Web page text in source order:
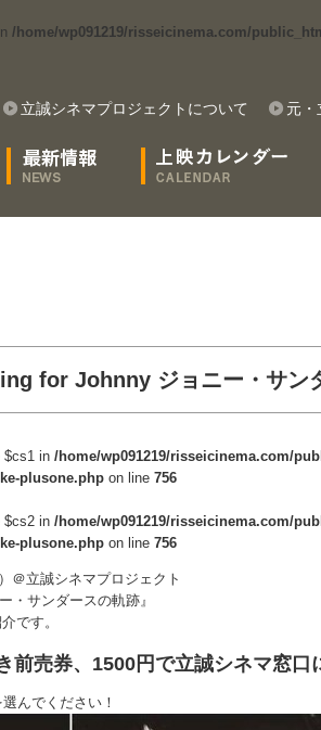
/home/wp091219/risseicinema.com/
立誠シネマプロジェクトについて 元・
for Johnny ジョニー・サン
$cs1 in /home/wp091219/risseicinema.com/
plusone.php on line 756
$cs2 in /home/wp091219/risseicinema.com/
plusone.php on line 756
＠立誠シネマプロジェクト
・サンダースの軌跡』
です。
前売券、1500円で立誠シネマ窓口
んでください！